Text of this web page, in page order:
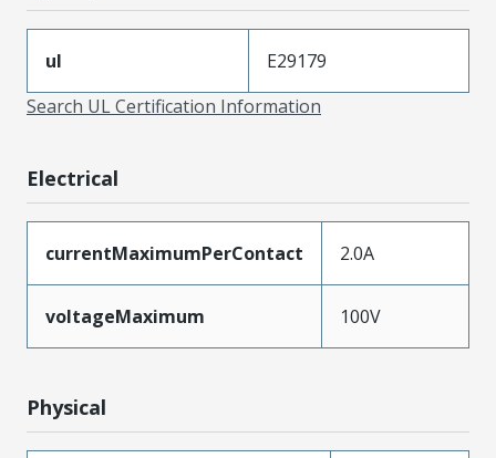
ul
E29179
Search UL Certification Information
Electrical
currentMaximumPerContact 2.0A
voltageMaximum 100V
Physical